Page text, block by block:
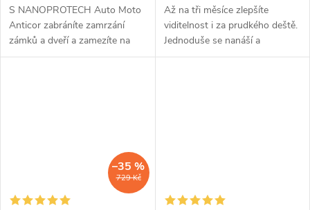
S NANOPROTECH Auto Moto
Anticor zabráníte zamrzání
zámků a dveří a zamezíte na
svém voze, čtyřkolce nebo
Až na tři měsíce zlepšíte
viditelnost i za prudkého deště.
Jednoduše se nanáší a
ochranná vrstva z nanočástic
729 Kč
–35 %